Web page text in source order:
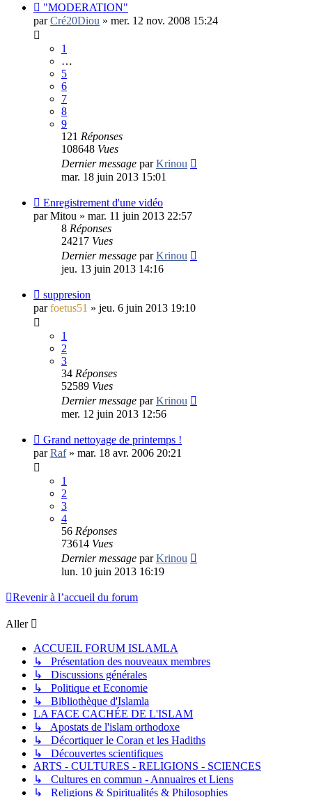
"MODERATION"
parCré20Diou » mer. 12 nov. 2008 15:24
1
…
5
6
7
8
9
121 Réponses
108648 Vues
Dernier message parKrinou
mar. 18 juin 2013 15:01
Enregistrement d'une vidéo
parMitou » mar. 11 juin 2013 22:57
8 Réponses
24217 Vues
Dernier message parKrinou
jeu. 13 juin 2013 14:16
suppresion
parfoetus51 » jeu. 6 juin 2013 19:10
1
2
3
34 Réponses
52589 Vues
Dernier message parKrinou
mer. 12 juin 2013 12:56
Grand nettoyage de printemps !
parRaf» mar. 18 avr. 2006 20:21
1
2
3
4
56 Réponses
73614 Vues
Dernier message parKrinou
lun. 10 juin 2013 16:19
Revenir à l’accueil du forum
Aller
ACCUEIL FORUM ISLAMLA
↳ Présentation des nouveaux membres
↳ Discussions générales
↳ Politique et Economie
↳ Bibliothèque d'Islamla
LA FACE CACHÉE DE L'ISLAM
↳ Apostats de l'islam orthodoxe
↳ Décortiquer le Coran et les Hadiths
↳ Découvertes scientifiques
ARTS - CULTURES - RELIGIONS - SCIENCES
↳ Cultures en commun - Annuaires et Liens
↳ Religions & Spiritualités & Philosophies